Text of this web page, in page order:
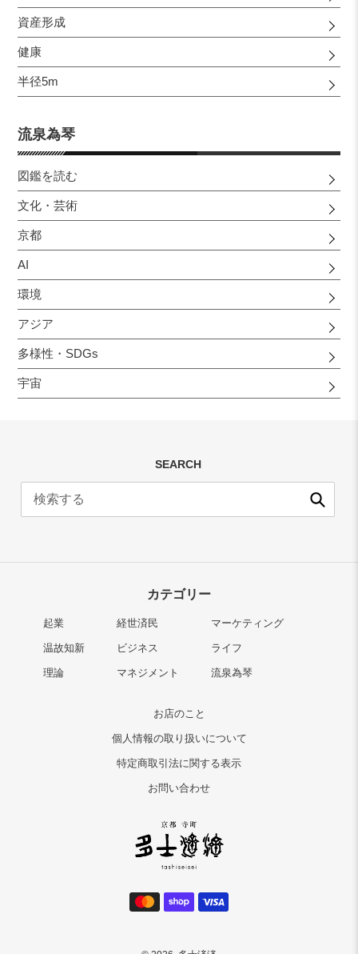
資産形成
健康
半径5m
流泉為琴
図鑑を読む
文化・芸術
京都
AI
環境
アジア
多様性・SDGs
宇宙
SEARCH
送
カテゴリー
起業
温故知新
理論
経世済民
ビジネス
マネジメント
マーケティング
ライフ
流泉為琴
お店のこと
個人情報の取り扱いについて
特定商取引法に関する表示
お問い合わせ
決
済